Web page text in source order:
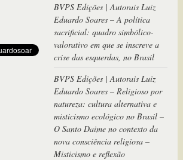
BVPS Edições | Autorais Luiz
Eduardo Soares – A política
sacrificial: quadro simbólico-
valorativo em que se inscreve a
crise das esquerdas, no Brasil
BVPS Edições | Autorais Luiz
Eduardo Soares – Religioso por
natureza: cultura alternativa e
misticismo ecológico no Brasil –
O Santo Daime no contexto da
nova consciência religiosa –
Misticismo e reflexão